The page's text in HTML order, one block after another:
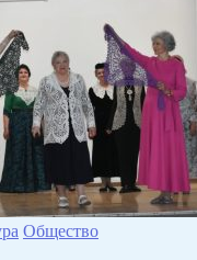
Общество